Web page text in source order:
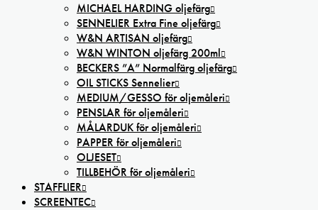
MICHAEL HARDING oljefärg
SENNELIER Extra Fine oljefärg
W&N ARTISAN oljefärg
W&N WINTON oljefärg 200ml
BECKERS ”A” Normalfärg oljefärg
OIL STICKS Sennelier
MEDIUM/GESSO för oljemåleri
PENSLAR för oljemåleri
MÅLARDUK för oljemåleri
PAPPER för oljemåleri
OLJESET
TILLBEHÖR för oljemåleri
STAFFLIER
SCREENTEC